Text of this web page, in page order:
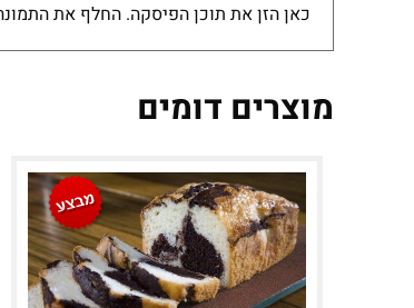
כאן הזן את תוכן הפיסקה. החלף את
מוצרים דומים